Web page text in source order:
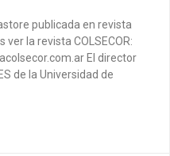
publicada en revista
ver la revista COLSECOR:
El director
de la Universidad de